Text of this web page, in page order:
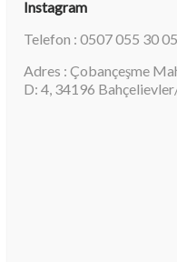
Instagram
Telefon : 0507 055 30 05
Adres : Çobançeşme
D: 4, 34196